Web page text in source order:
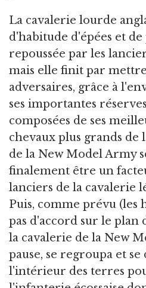
La cavalerie lourde
d'habitude d'épées et
repoussée par les
mais elle finit par
adversaires, grâce à
ses importantes
composées de ses
chevaux plus grands de
de la New Model Army
finalement être un
lanciers de la cavalerie
Puis, comme prévu (les
pas d'accord sur le plan
la cavalerie de la New
pause, se regroupa et
l'intérieur des terres